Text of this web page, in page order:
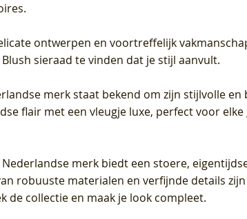
ontwerpen en voortreffelijk
sieraad te vinden dat je stijl aanvult.
merk staat bekend om zijn stijlvolle en
flair met een vleugje luxe, perfect voor elke
merk biedt een stoere,
robuuste materialen en verfijnde details zijn
de collectie en maak je look compleet.